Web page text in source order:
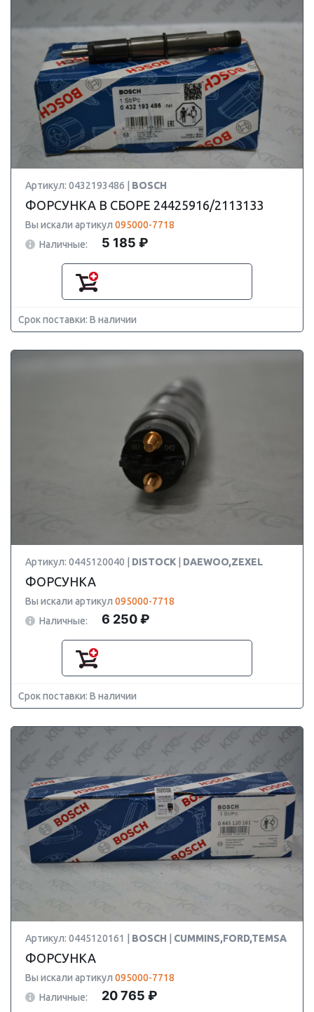
Артикул: 0432193486 | BOSCH
ФОРСУНКА В СБОРЕ 24425916/2113133
Вы искали артикул 095000-7718
Наличные:
5 185 ₽
Срок поставки: В наличии
Артикул: 0445120040 | DISTOCK DAEWOO,ZEXEL
ФОРСУНКА
Вы искали артикул 095000-7718
Наличные:
6 250 ₽
Срок поставки: В наличии
Артикул: 0445120161 | BOSCH CUMMINS,FORD,TEMSA
ФОРСУНКА
Вы искали артикул 095000-7718
Наличные:
20 765 ₽